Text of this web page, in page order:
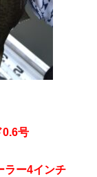
0.6号
ラー4インチ